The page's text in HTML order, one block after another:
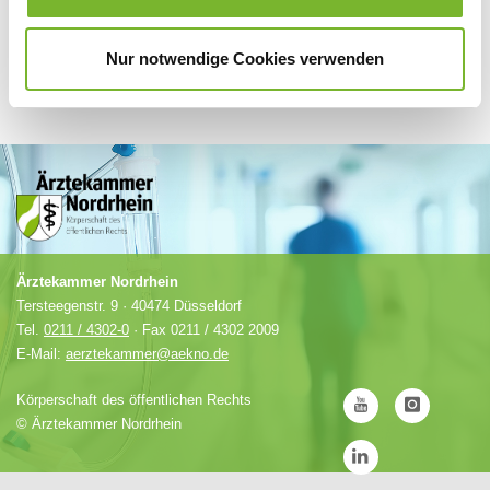
Nur notwendige Cookies verwenden
Ärztekammer Nordrhein
Tersteegenstr. 9 · 40474 Düsseldorf
Tel. 0211 / 4302-0 · Fax 0211 / 4302 2009
E-Mail: aerztekammer@aekno.de
Körperschaft des öffentlichen Rechts
© Ärztekammer Nordrhein